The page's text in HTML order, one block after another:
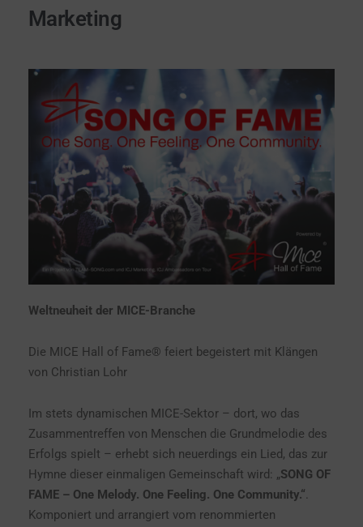
Marketing
Weltneuheit der MICE-Branche
Die MICE Hall of Fame® feiert begeistert mit Klängen
von Christian Lohr
Im stets dynamischen MICE-Sektor – dort, wo das
Zusammentreffen von Menschen die Grundmelodie des
Erfolgs spielt – erhebt sich neuerdings ein Lied, das zur
Hymne dieser einmaligen Gemeinschaft wird: „SONG OF
FAME – One Melody. One Feeling. One Community.“.
Komponiert und arrangiert vom renommierten